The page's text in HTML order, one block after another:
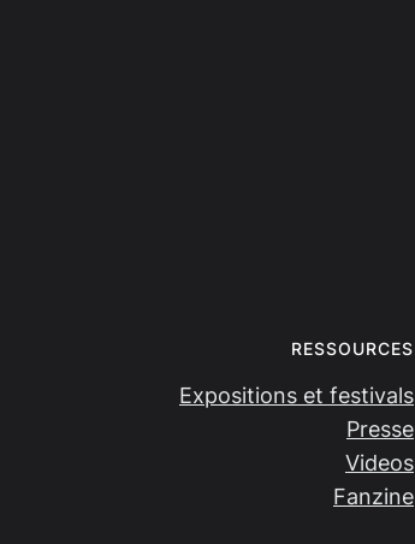
RESSOURCES
Expositions et festivals
Presse
Videos
Fanzine